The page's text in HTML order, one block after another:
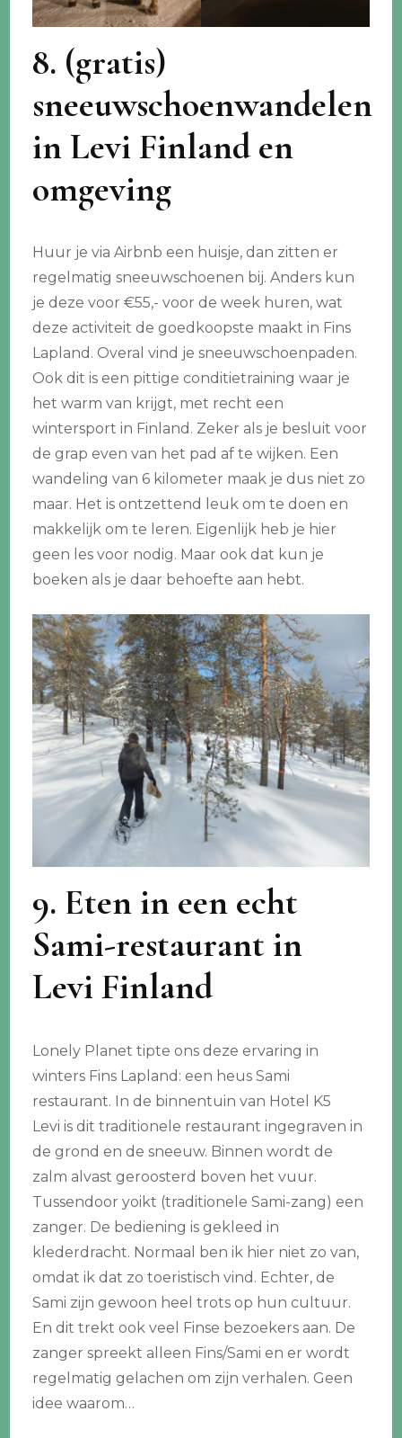
8. (gratis)
sneeuwschoenwandelen
in Levi Finland en
omgeving
Huur je via Airbnb een huisje, dan zitten er
regelmatig sneeuwschoenen bij. Anders kun
je deze voor €55,- voor de week huren, wat
deze activiteit de goedkoopste maakt in Fins
Lapland. Overal vind je sneeuwschoenpaden.
Ook dit is een pittige conditietraining waar je
het warm van krijgt, met recht een
wintersport in Finland. Zeker als je besluit voor
de grap even van het pad af te wijken. Een
wandeling van 6 kilometer maak je dus niet zo
maar. Het is ontzettend leuk om te doen en
makkelijk om te leren. Eigenlijk heb je hier
geen les voor nodig. Maar ook dat kun je
boeken als je daar behoefte aan hebt.
9. Eten in een echt
Sami-restaurant in
Levi Finland
Lonely Planet tipte ons deze ervaring in
winters Fins Lapland: een heus Sami
restaurant. In de binnentuin van Hotel K5
Levi is dit traditionele restaurant ingegraven in
de grond en de sneeuw. Binnen wordt de
zalm alvast geroosterd boven het vuur.
Tussendoor yoikt (traditionele Sami-zang) een
zanger. De bediening is gekleed in
klederdracht. Normaal ben ik hier niet zo van,
omdat ik dat zo toeristisch vind. Echter, de
Sami zijn gewoon heel trots op hun cultuur.
En dit trekt ook veel Finse bezoekers aan. De
zanger spreekt alleen Fins/Sami en er wordt
regelmatig gelachen om zijn verhalen. Geen
idee waarom…